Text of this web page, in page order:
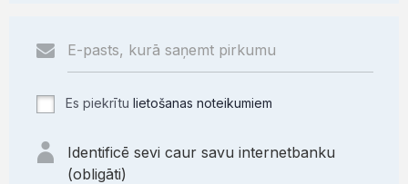
Es piekrītu lietošanas noteikumiem
Identificē sevi caur savu internetbanku
(obligāti)